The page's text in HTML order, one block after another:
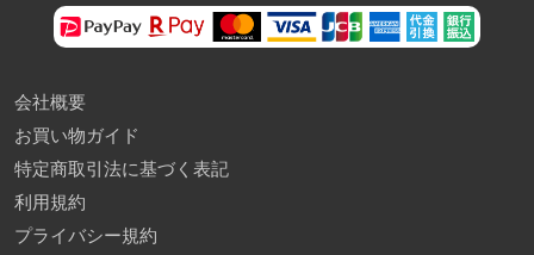
会社概要
お買い物ガイド
特定商取引法に基づく表記
利用規約
プライバシー規約